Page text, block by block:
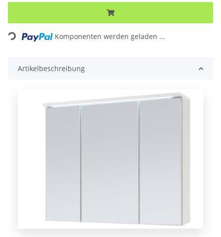
Komponenten werden geladen ...
Artikelbeschreibung